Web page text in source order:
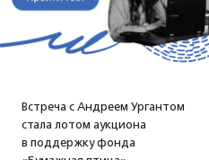
Встреча с Андреем Ургантом
стала лотом аукциона
в поддержку фонда